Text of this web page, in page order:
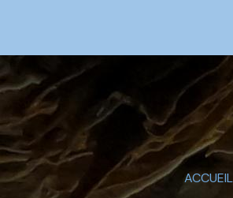
ACCUEIL